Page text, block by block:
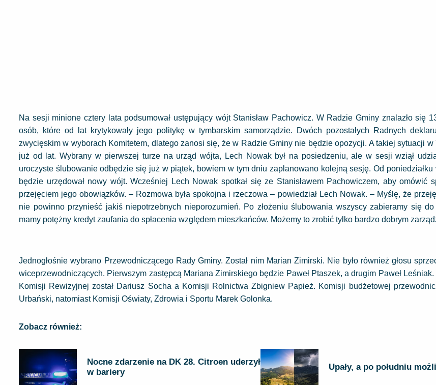
Na sesji minione cztery lata podsumował ustępujący wójt Stanisław Pachowicz. W Radzie Gminy znalazło się
osób, które od lat krytykowały jego politykę w tymbarskim samorządzie. Dwóch pozostałych Radnych
zwycięskim w wyborach Komitetem, dlatego zanosi się, że w Radzie Gminy nie będzie opozycji. A takiej sytuacji w
już od lat. Wybrany w pierwszej turze na urząd wójta, Lech Nowak był na posiedzeniu, ale w sesji wziął
uroczyste ślubowanie odbędzie się już w piątek, bowiem w tym dniu zaplanowano kolejną sesję. Od
będzie urzędował nowy wójt. Wcześniej Lech Nowak spotkał się ze Stanisławem Pachowiczem, aby omówić
przejęciem jego obowiązków. – Rozmowa była spokojna i rzeczowa – powiedział Lech Nowak. – Myślę, że
nie powinno przynieść jakiś niepotrzebnych nieporozumień. Po złożeniu ślubowania wszyscy zabieramy się
mamy potężny kredyt zaufania do spłacenia względem mieszkańców. Możemy to zrobić tylko bardzo dobrym
Jednogłośnie wybrano Przewodniczącego Rady Gminy. Został nim Marian Zimirski. Nie było również głosu
wiceprzewodniczących. Pierwszym zastępcą Mariana Zimirskiego będzie Paweł Ptaszek, a drugim Paweł
Komisji Rewizyjnej został Dariusz Socha a Komisji Rolnictwa Zbigniew Papież. Komisji budżetowej
Urbański, natomiast Komisji Oświaty, Zdrowia i Sportu Marek Golonka.
Zobacz również:
Nocne zdarzenie na DK 28. Citroen uderzył
w bariery
Upały, a po południu